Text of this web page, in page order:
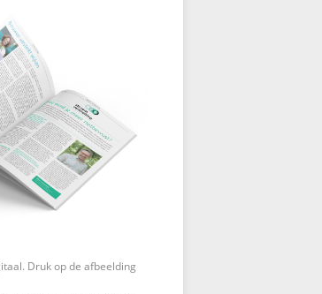
Druk op de afbeelding